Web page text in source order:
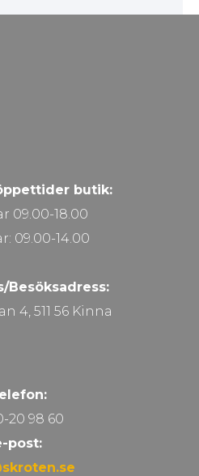
butik:
09.00-18.00
09.00-14.00
Besöksadress:
4, 511 56 Kinna
20 98 60
post: